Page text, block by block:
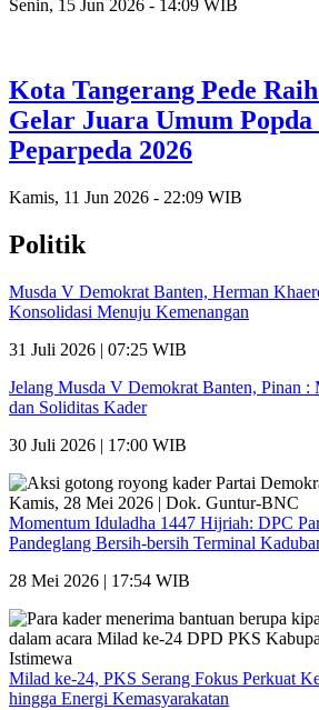
Senin, 15 Jun 2026 - 14:09 WIB
Kota Tangerang Pede
Gelar Juara Umum Popda
Peparpeda 2026
Kamis, 11 Jun 2026 - 22:09 WIB
Politik
Musda V Demokrat Banten, Herman
Konsolidasi Menuju Kemenangan
31 Juli 2026 | 07:25 WIB
Jelang Musda V Demokrat Banten, Pinan :
dan Soliditas Kader
30 Juli 2026 | 17:00 WIB
Momentum Iduladha 1447 Hijriah: DPC
Pandeglang Bersih-bersih Terminal
28 Mei 2026 | 17:54 WIB
Milad ke-24, PKS Serang Fokus Perkuat
hingga Energi Kemasyarakatan